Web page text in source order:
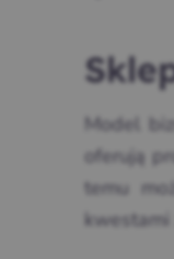
Model
oferują
temu
kwestami